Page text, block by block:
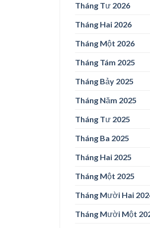
Tháng Tư 2026
Tháng Hai 2026
Tháng Một 2026
Tháng Tám 2025
Tháng Bảy 2025
Tháng Năm 2025
Tháng Tư 2025
Tháng Ba 2025
Tháng Hai 2025
Tháng Một 2025
Tháng Mười Hai
Tháng Mười Một